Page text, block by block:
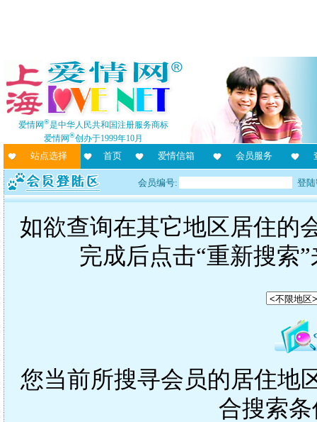
爱情网®是中华人民共和国注册服务商标
爱情网®创办于1999年10月
站点选择 首页 爱情信箱 会员服务
会员编号: 登
如欲查询在其它地区居住的
完成后点击“重新搜索
您当前所搜寻会员的居住地
合搜索